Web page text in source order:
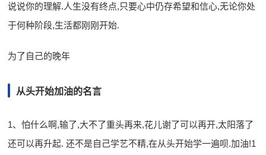
说说你的理解.人生没有终点,只要心中仍存希望和信心,无论你处
于何种阶段,生活都刚刚开始.
为了自己的晚年
从头开始加油的名言
1、怕什么啊,输了,大不了重头再来,花儿谢了可以再开,太阳落了
还可以再升起. 还不是自己学艺不精,在从头开始学一遍呗.加油!1